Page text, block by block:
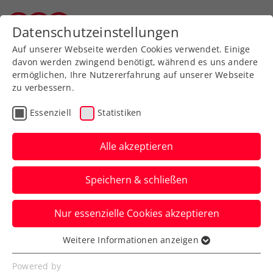
Zurück zur Newsübersicht
ITF Turniere
French Open: Tagger
stürmt ins Viertelfinale,
Behrmann draußen
Beim Jugend-Grand-Slam-Turnier in Paris
darf Erstere weiterhin von einem Coup im
Mädcheneinzel träumen.
Verfasst von: Manuel Wachta, 04.06.2025
Datenschutzeinstellungen
Auf unserer Webseite werden Cookies verwendet. Einige
davon werden zwingend benötigt, während es uns andere
ermöglichen, Ihre Nutzererfahrung auf unserer Webseite
zu verbessern.
Essenziell Statistiken
Alle akzeptieren
Speichern & schließen
Nur essenzielle Cookies akzeptieren
Essenziell
Essenzielle Cookies werden für grundlegende
Weitere Informationen anzeigen
Powered by